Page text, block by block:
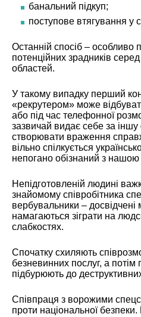
банальний підкуп;
поступове втягування у
Останній спосіб –
потенційних зрадників
областей.
У такому випадку перший
«рекрутером» може
або під час телефонної
зазвичай видає себе за
створювати враження
вільно спілкується
непогано обізнаний з нашою
Непідготовленій людині
знайомому співробітника
вербувальники –
намагаються зіграти на
слабкостях.
Спочатку схиляють
безневинних послуг, а потім
підбурюють до
Співпраця з ворожими
проти національної